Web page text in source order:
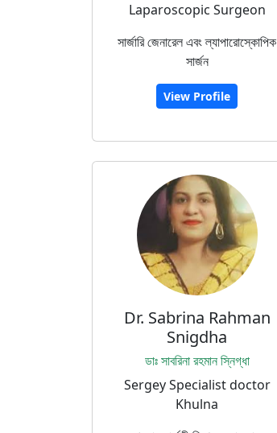
Laparoscopic Surgeon
সার্জারি জেনারেল এবং ল্যাপারোস্কোপিক
সার্জন
View Profile
Dr. Sabrina Rahman
Snigdha
ডাঃ সাবরিনা রহমান স্নিগ্ধা
Sergey Specialist doctor
Khulna